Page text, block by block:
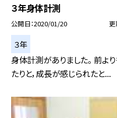
３年身体計測
公開日 2020/01/20 更
３年
身体計測がありました。 前よ
たりと，成長が感じられたと...